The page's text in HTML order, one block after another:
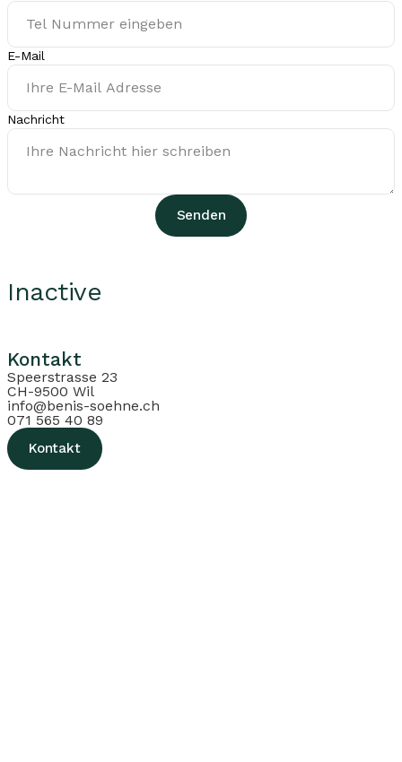
E-Mail
Nachricht
Senden
Inactive
Kontakt
Speerstrasse 23
CH-9500 Wil
info@benis-soehne.ch
071 565 40 89
Kontakt